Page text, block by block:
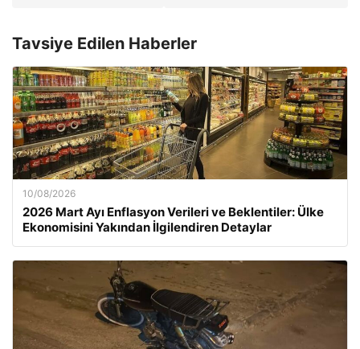
Tavsiye Edilen Haberler
10/08/2026
2026 Mart Ayı Enflasyon Verileri ve Beklentiler: Ülke
Ekonomisini Yakından İlgilendiren Detaylar